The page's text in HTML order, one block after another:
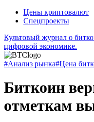
Цены криптовалют
Спецпроекты
Культовый журнал о
цифровой экономике.
#Анализ рынка#Цена
Биткоин
отметкам